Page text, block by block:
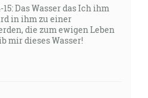
15: Das Wasser das Ich ihm
in ihm zu einer
die zum ewigen Leben
mir dieses Wasser!